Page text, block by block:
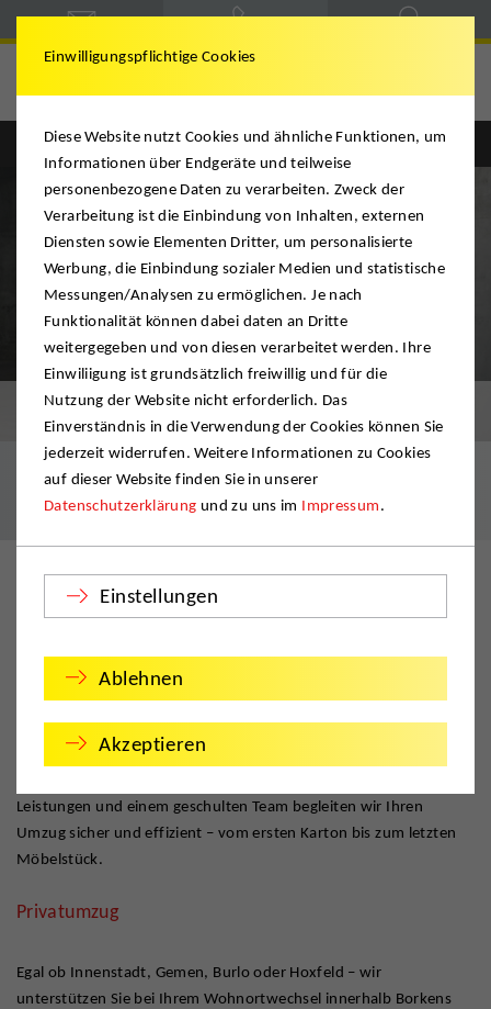
Umzug in Borken
Sie planen einen Umzug nach Borken oder innerhalb des
westlichen Münsterlands? Dann ist DMS Ridder Ihr zuverlässiger
Umzugsdienstleister für alle privaten und gewerblichen
Leistungen und einem geschulten Team begleiten wir Ihren
Umzug sicher und effizient – vom ersten Karton bis zum letzten
Möbelstück.
Privatumzug
Egal ob Innenstadt, Gemen, Burlo oder Hoxfeld – wir
unterstützen Sie bei Ihrem Wohnortwechsel innerhalb Borkens
Einwilligungspflichtige Cookies
Diese Website nutzt Cookies und ähnliche Funktionen, um
Informationen über Endgeräte und teilweise
personenbezogene Daten zu verarbeiten. Zweck der
Verarbeitung ist die Einbindung von Inhalten, externen
Diensten sowie Elementen Dritter, um personalisierte
Werbung, die Einbindung sozialer Medien und statistische
Messungen/Analysen zu ermöglichen. Je nach
Funktionalität können dabei daten an Dritte
weitergegeben und von diesen verarbeitet werden. Ihre
Einwiliigung ist grundsätzlich freiwillig und für die
Nutzung der Website nicht erforderlich. Das
Einverständnis in die Verwendung der Cookies können Sie
jederzeit widerrufen. Weitere Informationen zu Cookies
auf dieser Website finden Sie in unserer
Datenschutzerklärung und zu uns im Impressum.
Einstellungen
Ablehnen
Akzeptieren